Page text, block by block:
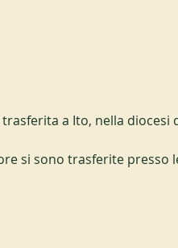
a Ito, nella diocesi
si sono trasferite presso